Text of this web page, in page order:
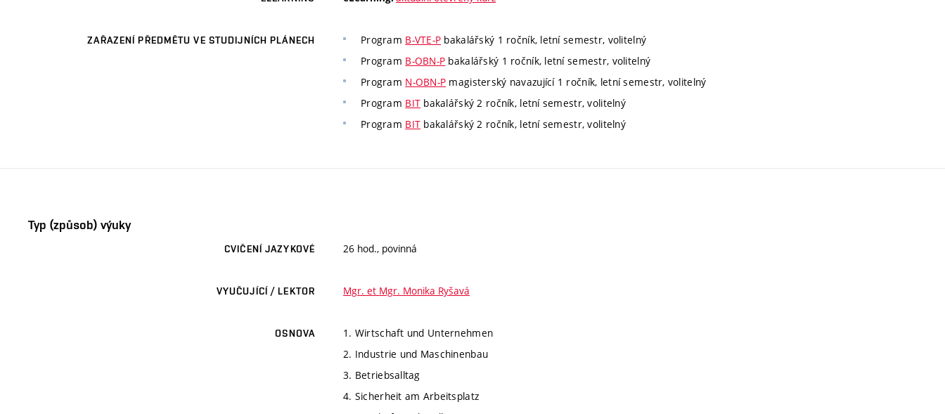
ZAŘAZENÍ PŘEDMĚTU VE STUDIJNÍCH PLÁNECH Program B-VTE-P bakalářský 1 ročník, letní semestr, volitelný
Program B-OBN-P bakalářský 1 ročník, letní semestr, volitelný
Program N-OBN-P magisterský navazující 1 ročník, letní semestr, volitelný
Program BIT bakalářský 2 ročník, letní semestr, volitelný
Program BIT bakalářský 2 ročník, letní semestr, volitelný
Typ (způsob) výuky
CVIČENÍ JAZYKOVÉ 26 hod., povinná
VYUČUJÍCÍ / LEKTOR Mgr. et Mgr. Monika Ryšavá
OSNOVA
1. Wirtschaft und Unternehmen
2. Industrie und Maschinenbau
3. Betriebsalltag
4. Sicherheit am Arbeitsplatz